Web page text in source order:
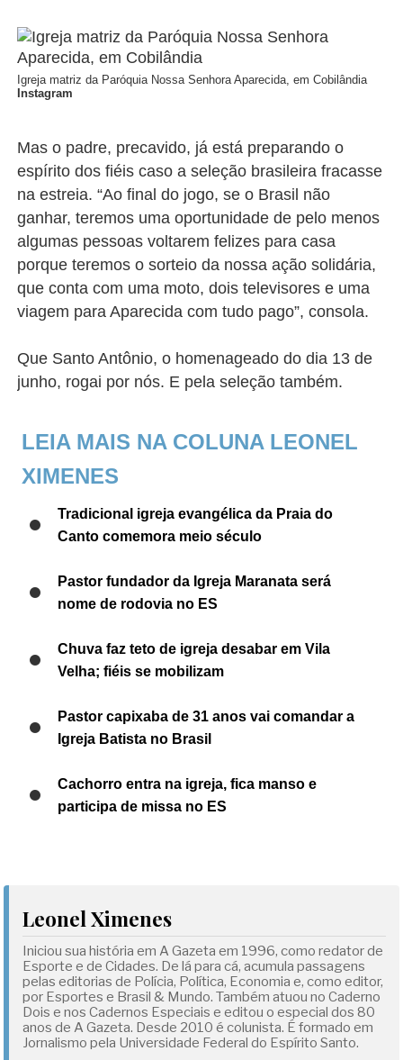
Igreja matriz da Paróquia Nossa Senhora Aparecida, em Cobilândia
Instagram
Mas o padre, precavido, já está preparando o
espírito dos fiéis caso a seleção brasileira fracasse
na estreia. “Ao final do jogo, se o Brasil não
ganhar, teremos uma oportunidade de pelo menos
algumas pessoas voltarem felizes para casa
porque teremos o sorteio da nossa ação solidária,
que conta com uma moto, dois televisores e uma
viagem para Aparecida com tudo pago”, consola.
Que Santo Antônio, o homenageado do dia 13 de
junho, rogai por nós. E pela seleção também.
LEIA MAIS NA COLUNA LEONEL
XIMENES
Tradicional igreja evangélica da Praia do
Canto comemora meio século
Pastor fundador da Igreja Maranata será
nome de rodovia no ES
Chuva faz teto de igreja desabar em Vila
Velha; fiéis se mobilizam
Pastor capixaba de 31 anos vai comandar a
Igreja Batista no Brasil
Cachorro entra na igreja, fica manso e
participa de missa no ES
Leonel Ximenes
Iniciou sua história em A Gazeta em 1996, como redator de
Esporte e de Cidades. De lá para cá, acumula passagens
pelas editorias de Polícia, Política, Economia e, como editor,
por Esportes e Brasil & Mundo. Também atuou no Caderno
Dois e nos Cadernos Especiais e editou o especial dos 80
anos de A Gazeta. Desde 2010 é colunista. É formado em
Jornalismo pela Universidade Federal do Espírito Santo.